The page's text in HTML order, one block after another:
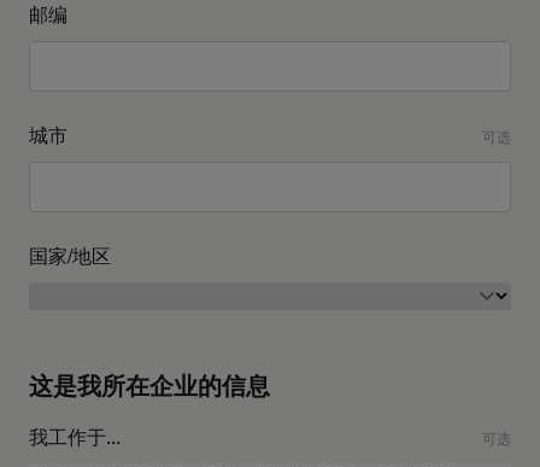
邮编
城市 可选
国家/地区
这是我所在企业的信息
我工作于... 可选